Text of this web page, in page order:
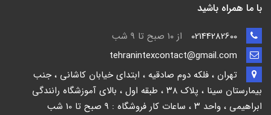
با ما همراه باشید
از ۱۰ صبح تا 9 شب
تهران ، فلکه دوم صادقیه ، ابتدای خیابان کاشانی ، جنب
بیمارستان سینا ، پلاک ۳۸ ، طبقه اول ، بالای آموزشگاه رانندگی
ابراهیمی ، واحد ۳ ، ساعات کار فروشگاه : 9 صبح تا 10 شب